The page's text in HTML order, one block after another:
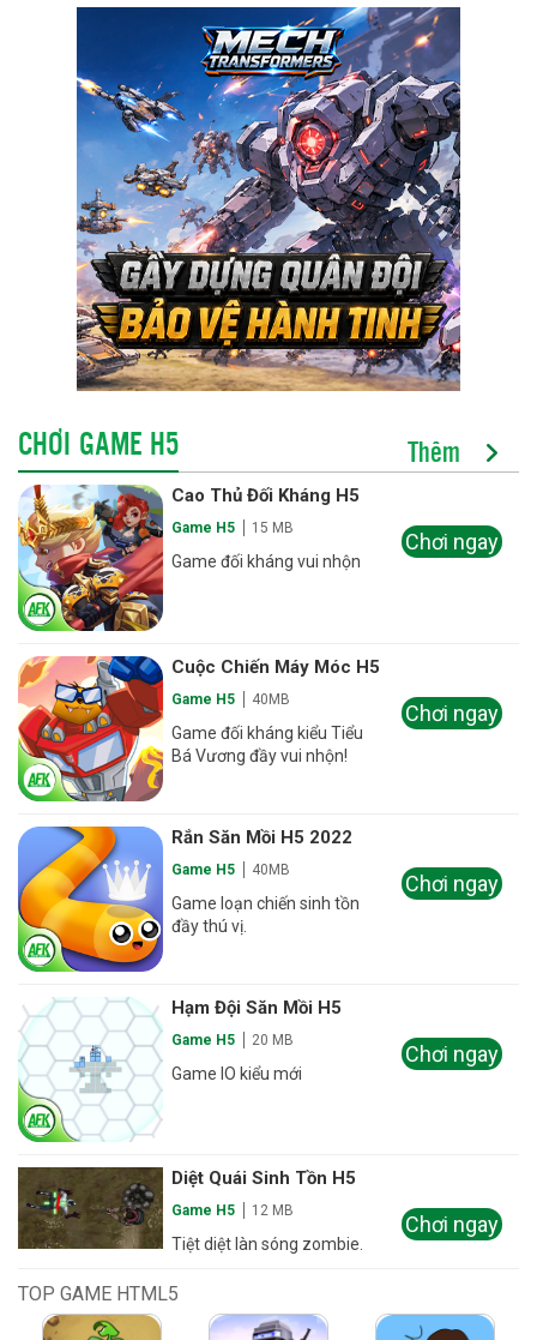
CHƠI GAME H5 Thêm
Cao Thủ Đối Kháng H5
Game H5 15 MB
Game đối kháng vui nhộn
Chơi ngay
Cuộc Chiến Máy Móc H5
Game H5 40MB
Game đối kháng kiểu Tiểu
Bá Vương đầy vui nhộn!
Chơi ngay
Rắn Săn Mồi H5 2022
Game H5 40MB
Game loạn chiến sinh tồn
đầy thú vị.
Chơi ngay
Hạm Đội Săn Mồi H5
Game H5 20 MB
Game IO kiểu mới
Chơi ngay
Diệt Quái Sinh Tồn H5
Game H5 12 MB
Tiệt diệt làn sóng zombie.
Chơi ngay
TOP GAME HTML5